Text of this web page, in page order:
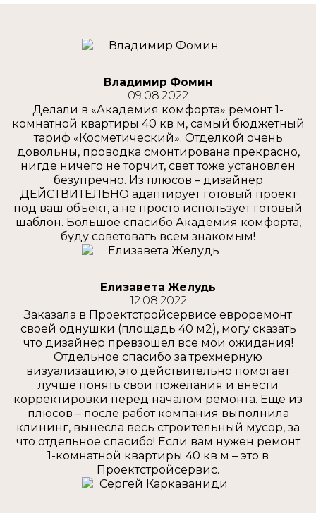
Владимир Фомин
09.08.2022
Делали в «Академия комфорта» ремонт 1-
комнатной квартиры 40 кв м, самый бюджетный
тариф «Косметический». Отделкой очень
довольны, проводка смонтирована прекрасно,
нигде ничего не торчит, свет тоже установлен
безупречно. Из плюсов – дизайнер
ДЕЙСТВИТЕЛЬНО адаптирует готовый проект
под ваш объект, а не просто использует готовый
шаблон. Большое спасибо Академия комфорта,
буду советовать всем знакомым!
Елизавета Желудь
12.08.2022
Заказала в Проектстройсервисе евроремонт
своей однушки (площадь 40 м2), могу сказать
что дизайнер превзошел все мои ожидания!
Отдельное спасибо за трехмерную
визуализацию, это действительно помогает
лучше понять свои пожелания и внести
корректировки перед началом ремонта. Еще из
плюсов – после работ компания выполнила
клининг, вынесла весь строительный мусор, за
что отдельное спасибо! Если вам нужен ремонт
1-комнатной квартиры 40 кв м – это в
Проектстройсервис.